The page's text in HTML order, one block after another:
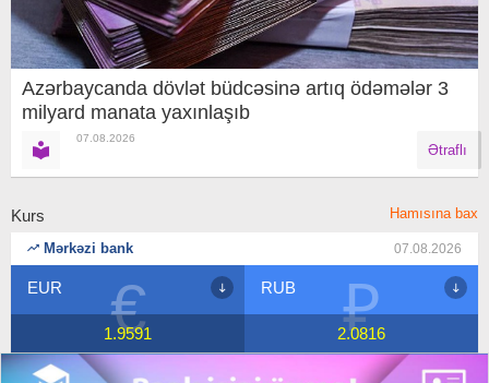
Azərbaycanda dövlət büdcəsinə artıq ödəmələr 3
milyard manata yaxınlaşıb
07.08.2026
Ətraflı
Kurs Hamısına bax
Mərkəzi bank 07.08.2026
₽
RUB
2.0816 $
USD
1.7